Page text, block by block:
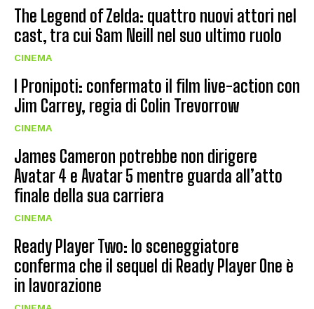
The Legend of Zelda: quattro nuovi attori nel
cast, tra cui Sam Neill nel suo ultimo ruolo
CINEMA
I Pronipoti: confermato il film live-action con
Jim Carrey, regia di Colin Trevorrow
CINEMA
James Cameron potrebbe non dirigere
Avatar 4 e Avatar 5 mentre guarda all’atto
finale della sua carriera
CINEMA
Ready Player Two: lo sceneggiatore
conferma che il sequel di Ready Player One è
in lavorazione